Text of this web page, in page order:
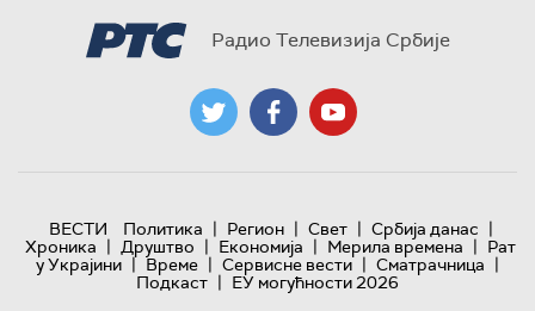
Радио Телевизија Србије
ВЕСТИ Политика | Регион | Свет | Србија данас |
Хроника | Друштво | Економија | Мерила времена | Рат
у Украјини | Време | Сервисне вести | Сматрачница |
Подкаст | ЕУ могућности 2026